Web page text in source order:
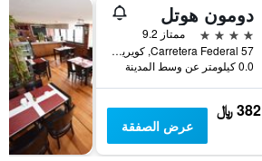
دومون هوتل
4 نجوم
ممتاز 9.2
Carretera Federal 57, كويريتارو, ولاية كويريتارو, المكسيك
0.0 كيلومتر عن وسط المدينة
382 ﷼
عرض الصفقة